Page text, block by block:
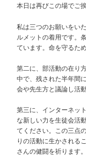
本日は再びこの場でご
私は三つのお願いをい
ルメットの着用です。
ています。命を守るた
第二に、部活動の在り
中で、残された半年間
会や先生方と議論し活
第三に、インターネッ
な新しい力を生徒会活
てください。この三点
りの活動に生かされる
さんの健闘を祈ります。